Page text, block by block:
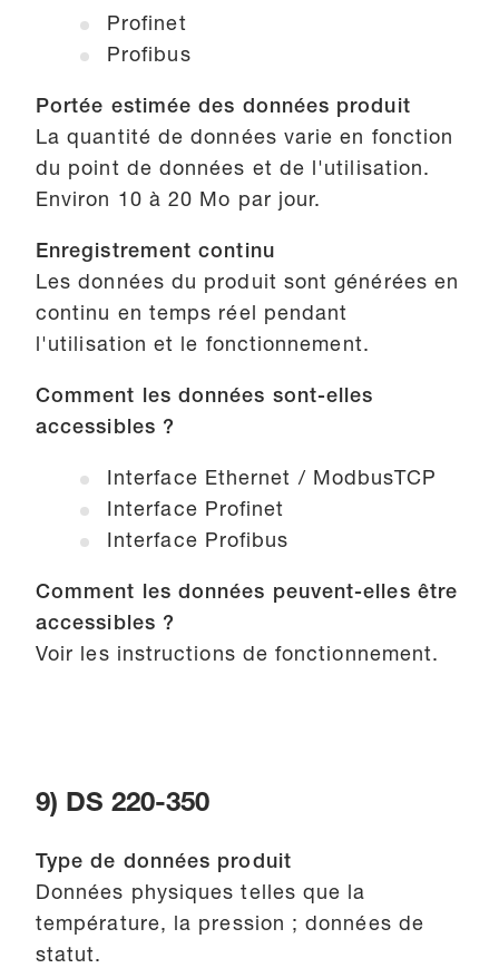
Profinet
Profibus
Portée estimée des données produit
La quantité de données varie en fonction
du point de données et de l'utilisation.
Environ 10 à 20 Mo par jour.
Enregistrement continu
Les données du produit sont générées en
continu en temps réel pendant
l'utilisation et le fonctionnement.
Comment les données sont-elles
accessibles ?
Interface Ethernet / ModbusTCP
Interface Profinet
Interface Profibus
Comment les données peuvent-elles être
accessibles ?
Voir les instructions de fonctionnement.
9) DS 220-350
Type de données produit
Données physiques telles que la
température, la pression ; données de
statut.